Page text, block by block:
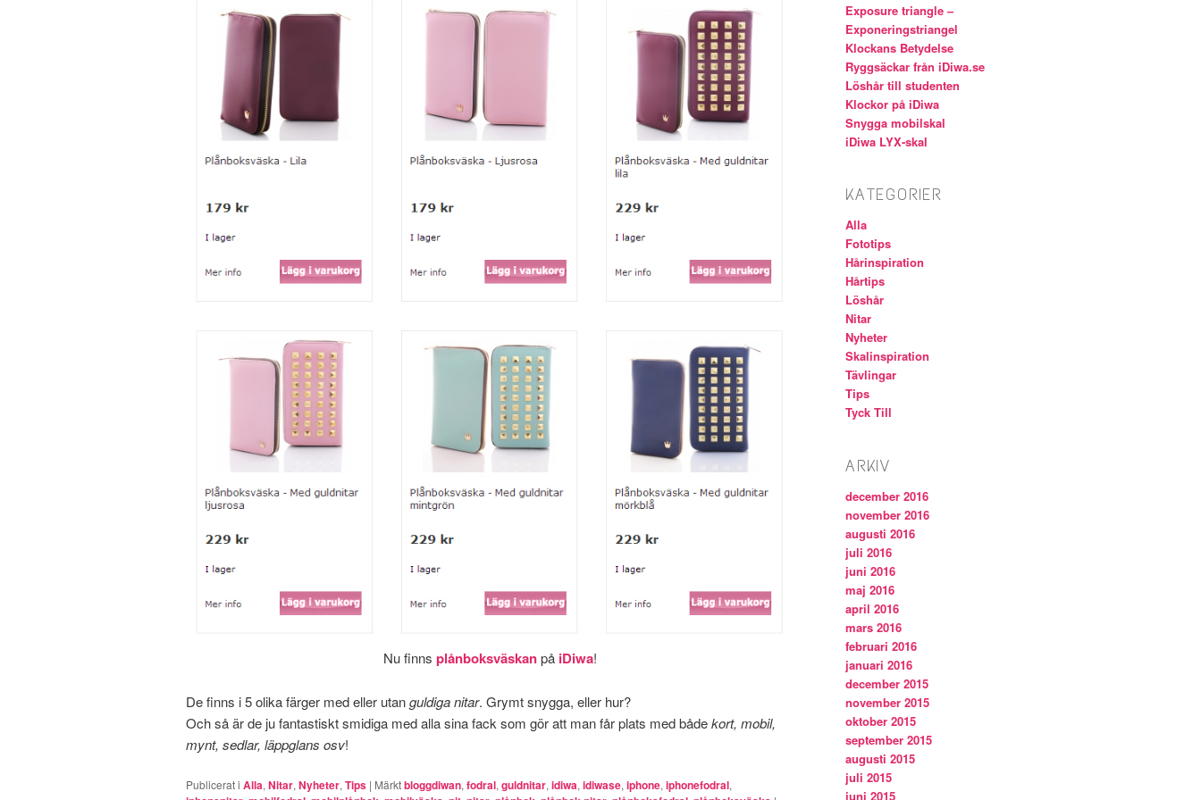
Nu finns plånboksväskanpå iDiwa!
De finns i 5 olika färger med eller utanguldiga nitar. Grymt snygga, eller hur?
Och så är de ju fantastiskt smidiga med alla sina fack som gör att man får plats med bådekort, mobil,
mynt, sedlar, läppglans osv!
Publicerat i Alla, Nitar, Nyheter, Tips | Märktbloggdiwan, fodral, guldnitar, idiwa, idiwase, iphone, iphonefodral,
Exposure triangle –
Exponeringstriangel
Klockans Betydelse
Ryggsäckar från iDiwa.se
Löshår till studenten
Klockor på iDiwa
Snygga mobilskal
iDiwa LYX-skal
KATEGORIER
Alla
Fototips
Hårinspiration
Hårtips
Löshår
Nitar
Nyheter
Skalinspiration
Tävlingar
Tips
Tyck Till
ARKIV
december 2016
november 2016
augusti 2016
juli 2016
juni 2016
maj 2016
april 2016
mars 2016
februari 2016
januari 2016
december 2015
november 2015
oktober 2015
september 2015
augusti 2015
juli 2015
juni 2015